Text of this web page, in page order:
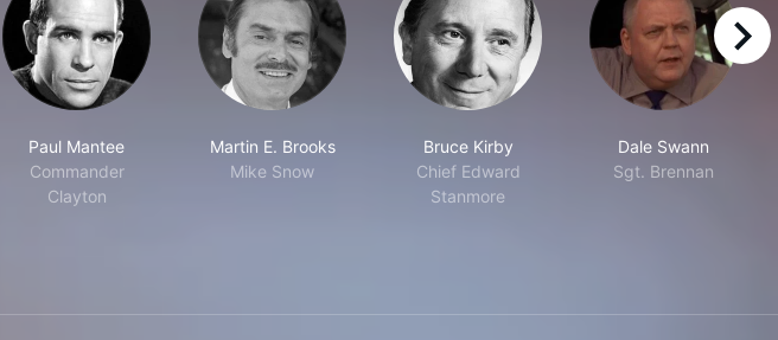
Paul Mantee
Commander
Clayton
Martin E. Brooks
Mike Snow
Bruce Kirby
Chief Edward
Stanmore
Dale Swann
Sgt. Brennan
right